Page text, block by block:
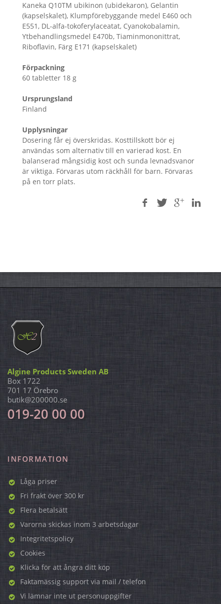
Kaneka Q10TM ubikinon (ubidekaron), Gelantin
(kapselskalet), Klumpförebyggande medel E460 och
E551, DL-alfa-tokoferylaceatat, Cyanokobalamin,
Ytbehandlingsmedel E470b, Tiaminmononittrat,
Riboflavin, Färg E171 (kapselskalet)
Förpackning
60 tabletter 18 g
Ursprungsland
Finland
Upplysningar
Dosering får ej överskridas. Kosttillskott bör ej
användas som alternativ till en varierad kost. En
balanserad mångsidig kost och sunda levnadsvanor
är viktiga. Förvaras utom räckhåll för barn. Förvaras
på en torr plats.
Algine Products Sweden AB
Box 1722
701 17 Örebro
butik@200000.se
019-20 00 00
INFORMATION
Låga priser
Fri frakt över 300 kr
Flera betalsätt
Varorna skickas inom 3 arbetsdagar
Integritetspolicy
Cookies
Klicka för att ångra ditt köp
Faktamässig support via mail / telefon
Vi lämnar inte ut personuppgifter